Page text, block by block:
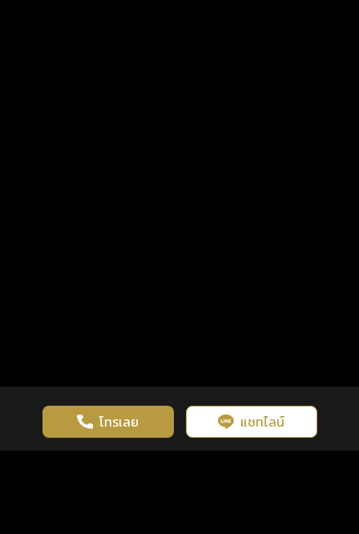
โทรเลย แชทไลน์
เว็บไซต์นี้มีการใช้งานคุกกี้ เพื่อเพิ่มประสิทธิภาพและประสบการณ์ที่ดี
ในการใช้งานเว็บไซต์ นโยบายความเป็นส่วนตัว
รู้ก่อน พร้อมกว่า ทุกจังหวะชีวิต คลิกดูดวงฟรี